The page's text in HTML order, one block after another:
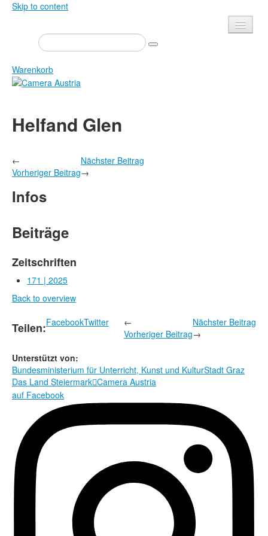
Skip to content
Presse
Veranstaltungen
Newsletter
Über uns
Shop
Warenkorb
Zeitschrift
Bücher
Camera Austria Preis
Rechtliche Informationen
Helfand Glen
←
Vorheriger Beitrag
Nächster Beitrag
→
Infos
Beiträge
Zeitschriften
171 | 2025
Back to overview
Teilen:FacebookTwitter
←
Vorheriger Beitrag
Nächster Beitrag
→
Unterstützt von:
Bundesministerium für Unterricht, Kunst und KulturStadt Graz
Das Land SteiermarkCamera Austria
auf Facebook